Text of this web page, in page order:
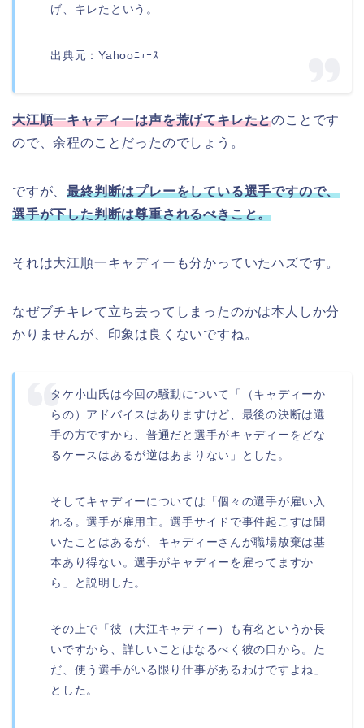
げ、キレたという。
出典元：Yahooﾆｭｰｽ
大江順一キャディーは声を荒げてキレたとのことです
ので、余程のことだったのでしょう。
ですが、最終判断はプレーをしている選手ですので、
選手が下した判断は尊重されるべきこと。
それは大江順一キャディーも分かっていたハズです。
なぜブチキレて立ち去ってしまったのかは本人しか分
かりませんが、印象は良くないですね。
タケ小山氏は今回の騒動について「（キャディーか
らの）アドバイスはありますけど、最後の決断は選
手の方ですから、普通だと選手がキャディーをどな
るケースはあるが逆はあまりない」とした。
そしてキャディーについては「個々の選手が雇い入
れる。選手が雇用主。選手サイドで事件起こすは聞
いたことはあるが、キャディーさんが職場放棄は基
本あり得ない。選手がキャディーを雇ってますか
ら」と説明した。
その上で「彼（大江キャディー）も有名というか長
いですから、詳しいことはなるべく彼の口から。た
だ、使う選手がいる限り仕事があるわけですよね」
とした。